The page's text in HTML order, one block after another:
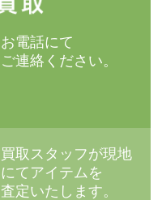
お電話にて
ご連絡ください。
買取スタッフが現地
にてアイテムを
査定いたします。